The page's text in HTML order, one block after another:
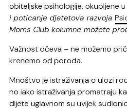
obiteljske psihologije, okupljene u
i poticanje djetetova razvoja
Moms Club kolumne možete
Važnost očeva – ne možemo
krenemo od poroda.
Mnoštvo je istraživanja o ulozi
no iako istraživanja promatraju
dijete uglavnom su uvijek